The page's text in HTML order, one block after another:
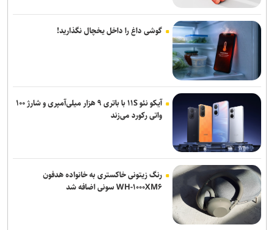
گوشی داغ را داخل یخچال نگذارید!
آیکو نئو ۱۱S با باتری ۹ هزار میلی‌آمپری و شارژ ۱۰۰
واتی رکورد می‌زند
رنگ زیتونی خاکستری به خانواده هدفون
WH-۱۰۰۰XM۶ سونی اضافه شد